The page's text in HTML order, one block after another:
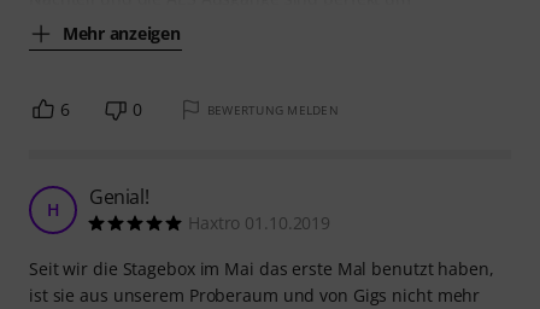
Mehr anzeigen
6 0 BEWERTUNG MELDEN
H Genial!
Haxtro 01.10.2019
Seit wir die Stagebox im Mai das erste Mal benutzt haben,
ist sie aus unserem Proberaum und von Gigs nicht mehr